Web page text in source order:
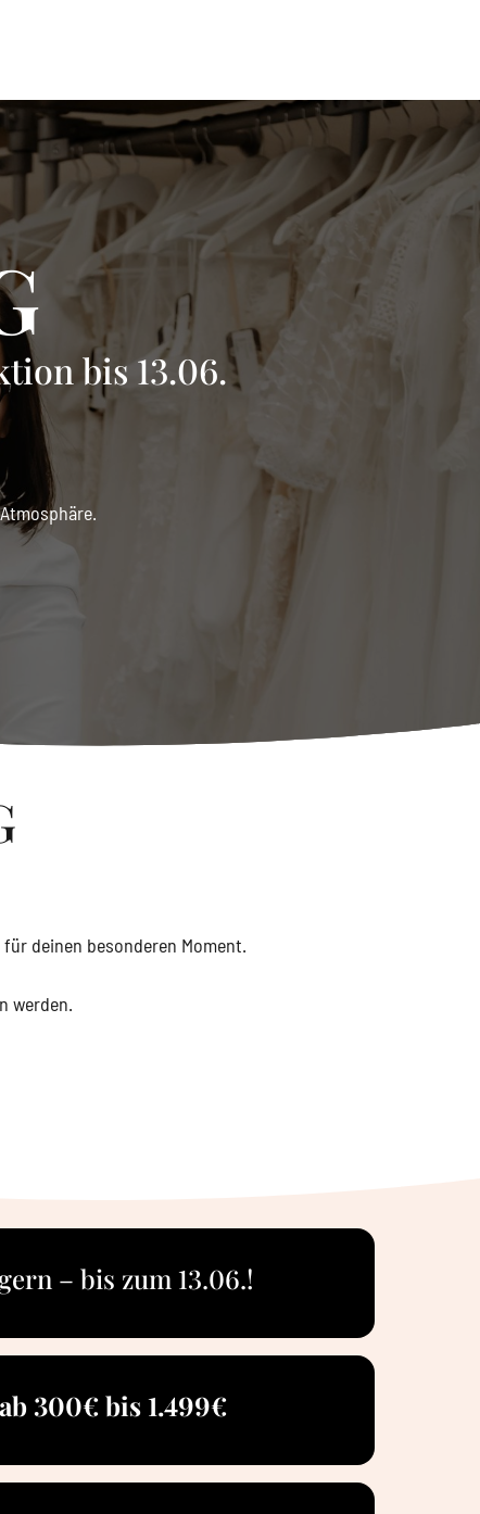
bis 13.06.
deinen besonderen Moment.
werden.
– bis zum 13.06.!
300€ bis 1.499€